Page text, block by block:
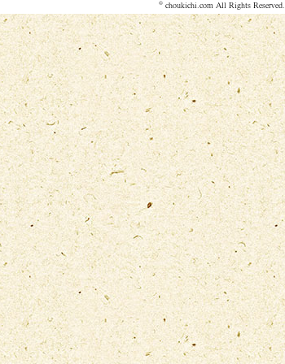
© choukichi.comAll Rights Reserved.